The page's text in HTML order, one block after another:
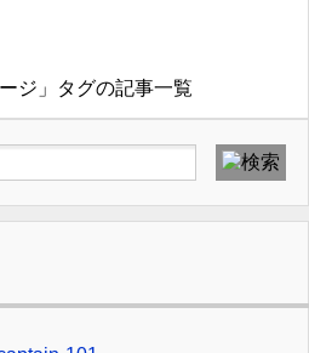
ジ」タグの記事一覧